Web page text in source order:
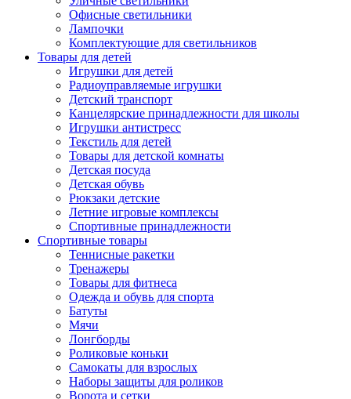
Офисные светильники
Лампочки
Комплектующие для светильников
Товары для детей
Игрушки для детей
Радиоуправляемые игрушки
Детский транспорт
Канцелярские принадлежности для школы
Игрушки антистресс
Текстиль для детей
Товары для детской комнаты
Детская посуда
Детская обувь
Рюкзаки детские
Летние игровые комплексы
Спортивные принадлежности
Спортивные товары
Теннисные ракетки
Тренажеры
Товары для фитнеса
Одежда и обувь для спорта
Батуты
Мячи
Лонгборды
Роликовые коньки
Самокаты для взрослых
Наборы защиты для роликов
Ворота и сетки